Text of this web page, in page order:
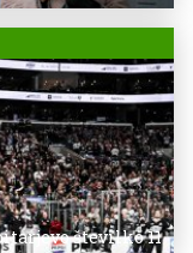
številko 11